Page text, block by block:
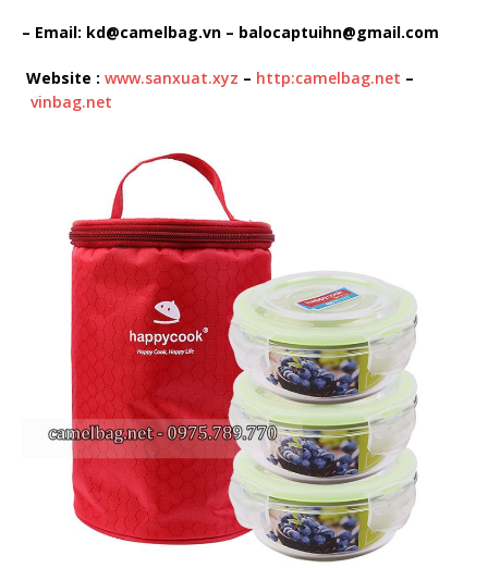
– Email: kd@camelbag.vn – balocaptuihn@gmail.com
Website : www.sanxuat.xyz – http:camelbag.net –
vinbag.net